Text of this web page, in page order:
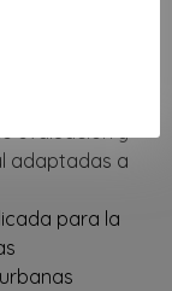
histórico
y
local
frente al
adaptadas a
para la